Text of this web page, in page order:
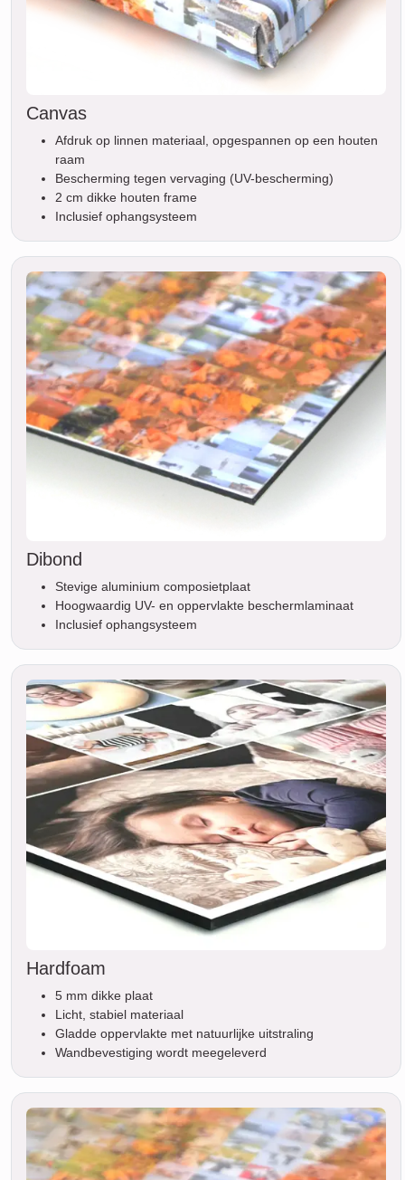
Canvas
Afdruk op linnen materiaal, opgespannen op een houten
raam
Bescherming tegen vervaging (UV-bescherming)
2 cm dikke houten frame
Inclusief ophangsysteem
Dibond
Stevige aluminium composietplaat
Hoogwaardig UV- en oppervlakte beschermlaminaat
Inclusief ophangsysteem
Hardfoam
5 mm dikke plaat
Licht, stabiel materiaal
Gladde oppervlakte met natuurlijke uitstraling
Wandbevestiging wordt meegeleverd